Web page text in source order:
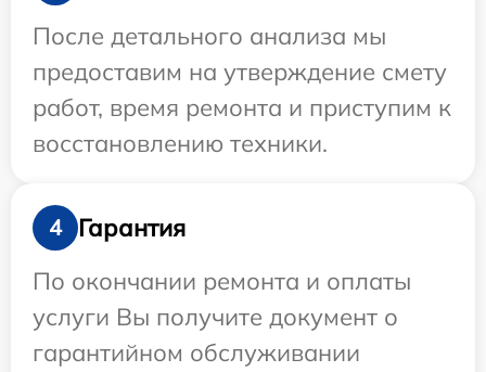
После детального анализа мы
предоставим на утверждение смету
работ, время ремонта и приступим к
восстановлению техники.
4
Гарантия
По окончании ремонта и оплаты
услуги Вы получите документ о
гарантийном обслуживании